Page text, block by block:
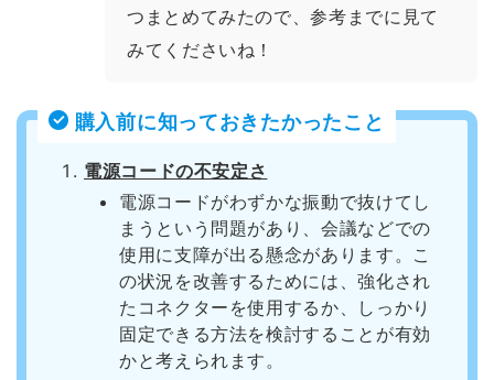
つまとめてみたので、参考までに見て
みてくださいね！
購入前に知っておきたかったこと
電源コードの不安定さ
電源コードがわずかな振動で抜けてし
まうという問題があり、会議などでの
使用に支障が出る懸念があります。こ
の状況を改善するためには、強化され
たコネクターを使用するか、しっかり
固定できる方法を検討することが有効
かと考えられます。